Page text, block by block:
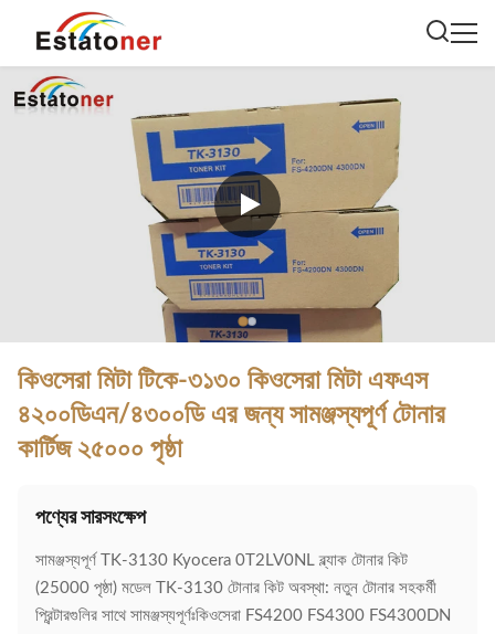
কিওসেরা মিটা টিকে-৩১৩০ কিওসেরা মিটা এফএস
৪২০০ডিএন/৪৩০০ডি এর জন্য সামঞ্জস্যপূর্ণ টোনার
কার্টিজ ২৫০০০ পৃষ্ঠা
পণ্যের সারসংক্ষেপ
সামঞ্জস্যপূর্ণ TK-3130 Kyocera 0T2LV0NL ব্ল্যাক টোনার কিট
(25000 পৃষ্ঠা) মডেল TK-3130 টোনার কিট অবস্থা: নতুন টোনার সহকর্মী
প্রিন্টারগুলির সাথে সামঞ্জস্যপূর্ণঃকিওসেরা FS4200 FS4300 FS4300DN